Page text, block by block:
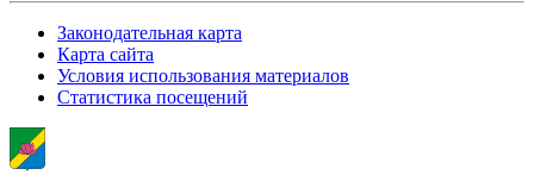
Законодательная карта
Карта сайта
Условия использования материалов
Статистика посещений